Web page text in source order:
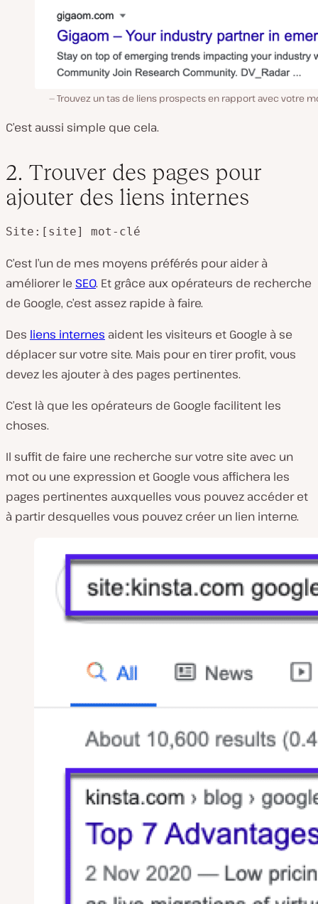
Trouvez un tas de liens prospects en rapport avec votre
C’est aussi simple que cela.
2. Trouver des pages pour
ajouter des liens internes
Site:[site] mot-clé
C’est l’un de mes moyens préférés pour aider à
améliorer le SEO. Et grâce aux opérateurs de recherche
de Google, c’est assez rapide à faire.
Des liens internes aident les visiteurs et Google à se
déplacer sur votre site. Mais pour en tirer profit, vous
devez les ajouter à des pages pertinentes.
C’est là que les opérateurs de Google facilitent les
choses.
Il suffit de faire une recherche sur votre site avec un
mot ou une expression et Google vous affichera les
pages pertinentes auxquelles vous pouvez accéder et
à partir desquelles vous pouvez créer un lien interne.